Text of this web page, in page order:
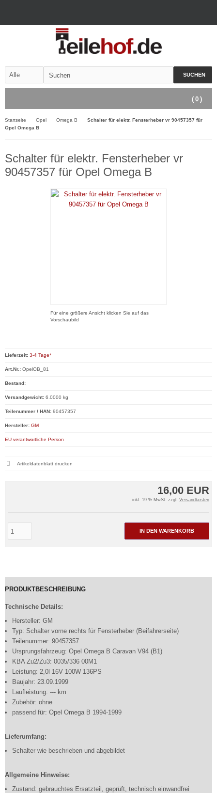
SUCHEN
( 0 )
Startseite Opel Omega B
Schalter für elektr. Fensterheber vr 90457357 für
Opel Omega B
Schalter für elektr. Fensterheber vr
90457357 für Opel Omega B
Für eine größere Ansicht klicken Sie auf das
Vorschaubild
16,00 EUR
inkl. 19 % MwSt. zzgl. Versandkosten
IN DEN WARENKORB
Lieferzeit: 3-4 Tage*
Art.Nr.: OpelOB_81
Bestand:
Versandgewicht: 6.0000 kg
Teilenummer / HAN: 90457357
Hersteller: GM
EU verantwortliche Person
Artikeldatenblatt drucken
PRODUKTBESCHREIBUNG
Technische Details:
Hersteller: GM
Typ: Schalter vorne rechts für Fensterheber (Beifahrerseite)
Teilenummer: 90457357
Ursprungsfahrzeug: Opel Omega B Caravan V94 (B1)
KBA Zu2/Zu3: 0035/336 00M1
Leistung: 2,0l 16V 100W 136PS
Baujahr: 23.09.1999
Laufleistung: --- km
Zubehör: ohne
passend für: Opel Omega B 1994-1999
Lieferumfang:
Schalter wie beschrieben und abgebildet
Allgemeine Hinweise:
Zustand: gebrauchtes Ersatzteil, geprüft, technisch einwandfrei